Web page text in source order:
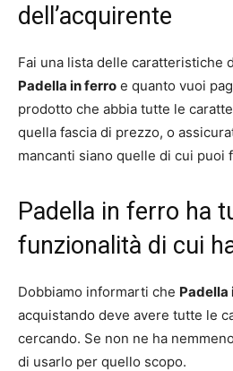
dell’acquirente
Fai una lista delle caratteristiche
Padella in ferro e quanto vuoi
prodotto che abbia tutte le
quella fascia di prezzo, o
mancanti siano quelle di cui puoi
Padella in ferro ha
funzionalità di cui
Dobbiamo informarti che Padella
acquistando deve avere tutte le
cercando. Se non ne ha
di usarlo per quello scopo.